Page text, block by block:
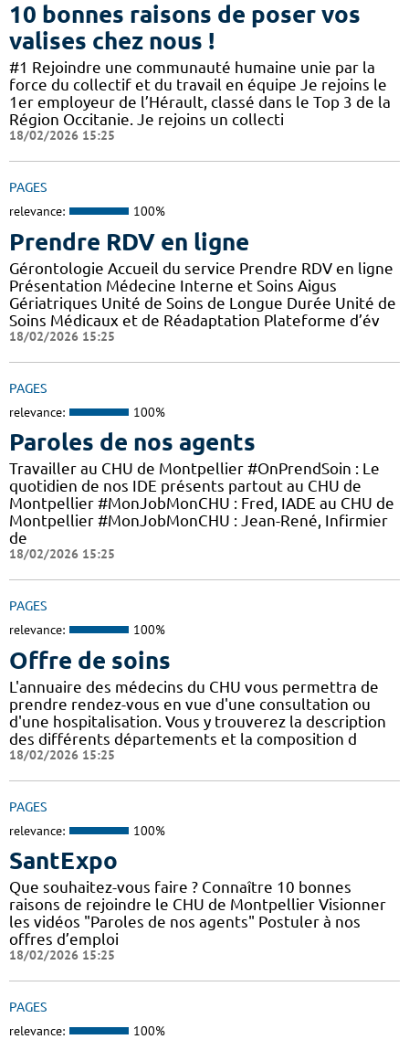
10 bonnes raisons de poser vos
valises chez nous !
#1 Rejoindre une communauté humaine unie par la
force du collectif et du travail en équipe Je rejoins le
1er employeur de l’Hérault, classé dans le Top 3 de la
Région Occitanie. Je rejoins un collecti
18/02/2026 15:25
PAGES
relevance: 100%
Prendre RDV en ligne
Gérontologie Accueil du service Prendre RDV en ligne
Présentation Médecine Interne et Soins Aigus
Gériatriques Unité de Soins de Longue Durée Unité de
Soins Médicaux et de Réadaptation Plateforme d’év
18/02/2026 15:25
PAGES
relevance: 100%
Paroles de nos agents
Travailler au CHU de Montpellier #OnPrendSoin : Le
quotidien de nos IDE présents partout au CHU de
Montpellier #MonJobMonCHU : Fred, IADE au CHU de
Montpellier #MonJobMonCHU : Jean-René, Infirmier
de
18/02/2026 15:25
PAGES
relevance: 100%
Offre de soins
L'annuaire des médecins du CHU vous permettra de
prendre rendez-vous en vue d'une consultation ou
d'une hospitalisation. Vous y trouverez la description
des différents départements et la composition d
18/02/2026 15:25
PAGES
relevance: 100%
SantExpo
Que souhaitez-vous faire ? Connaître 10 bonnes
raisons de rejoindre le CHU de Montpellier Visionner
les vidéos "Paroles de nos agents" Postuler à nos
offres d’emploi
18/02/2026 15:25
PAGES
relevance: 100%